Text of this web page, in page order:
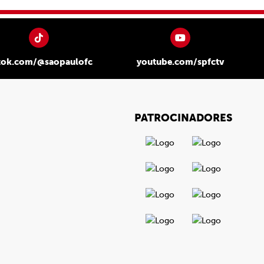
@saopaulofc youtube.com/spfctv
PATROCINADORES